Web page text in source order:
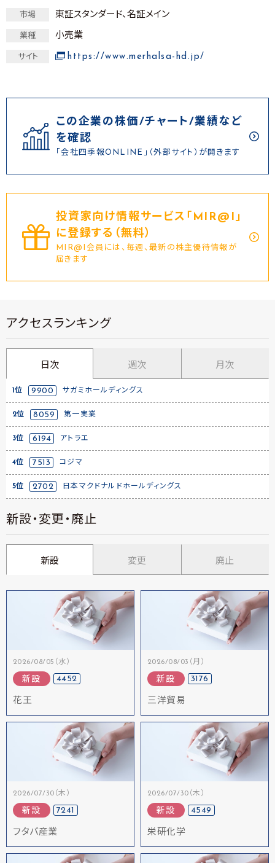
市場 東証スタンダード、名証メイン
業種 小売業
サイト https://www.merhalsa-hd.jp/
この企業の株価/チャート/業績など
を確認
「会社四季報ONLINE」（外部サイト）が開きます
投資家向け情報サービス｢MIR@I｣
に登録する（無料）
MIR@I会員には、毎週、最新の株主優待情報が
届きます
アクセスランキング
日次 週次 月次
1位 9900 サガミホールディングス
2位 8059 第一実業
3位 6194 アトラエ
4位 7513 コジマ
5位 2702 日本マクドナルドホールディングス
新設・変更・廃止
新設 変更 廃止
2026/08/05（水）
新設 4452
花王
2026/08/03（月）
新設 3176
三洋貿易
2026/07/30（木）
新設 7241
フタバ産業
2026/07/30（木）
新設 4549
栄研化学